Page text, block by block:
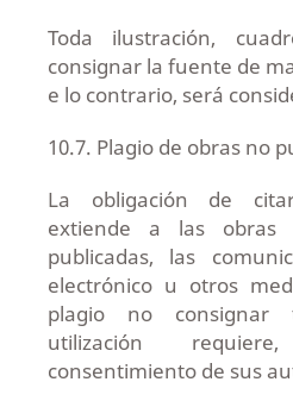
Toda ilustración,
consignar la fuente de
e lo contrario, será
10.7. Plagio de obras no
La obligación de
extiende a las
publicadas, las
electrónico u otros
plagio no consignar
utilización
consentimiento de sus